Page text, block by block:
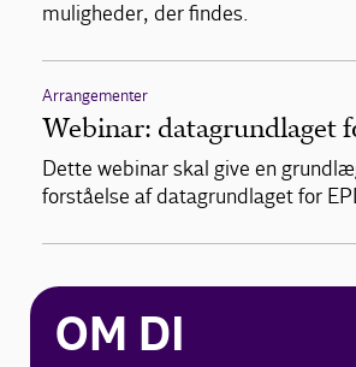
muligheder, der findes.
Arrangementer
Webinar: datagrundlaget
Dette webinar skal give en
forståelse af datagrundlaget for
OM DI